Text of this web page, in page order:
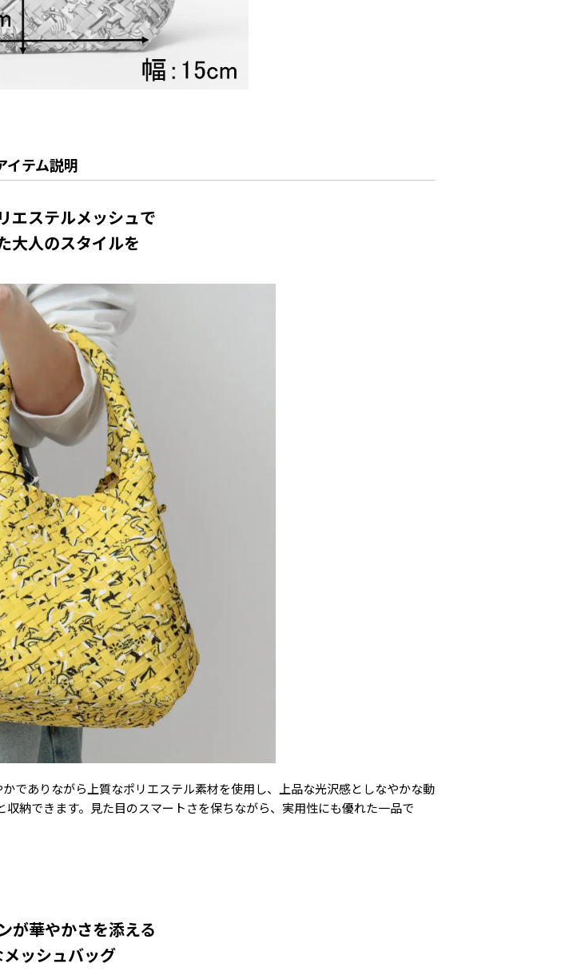
イテム説明
エステルメッシュで
大人のスタイルを
ありながら上質なポリエステル素材を使用し、上品な光沢感としなやかな動
納できます。見た目のスマートさを保ちながら、実用性にも優れた一品で
が華やかさを添える
ッシュバッグ